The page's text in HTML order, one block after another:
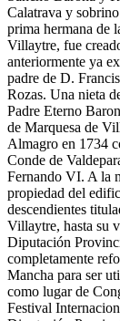
Calatrava y
prima hermana de
Villaytre, fue
anteriormente ya
padre de D.
Rozas. Una nieta
Padre Eterno
de Marquesa de
Almagro en 1734
Conde de
Fernando VI. A la
propiedad del
descendientes
Villaytre, hasta su
Diputación
completamente
Mancha para ser
como lugar de
Festival